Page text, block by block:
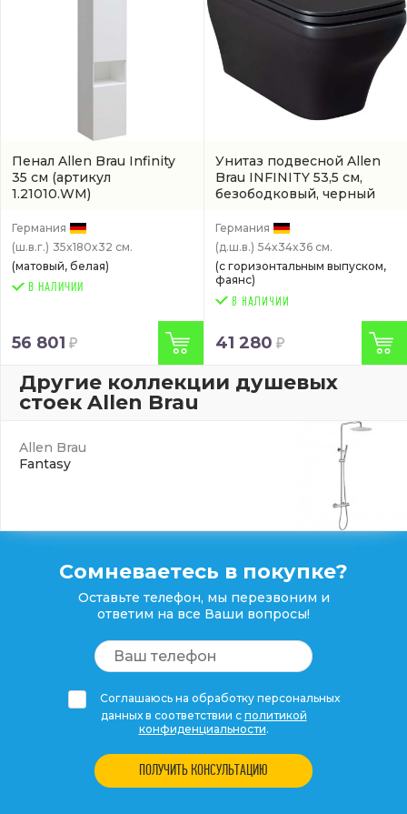
Пенал Allen Brau Infinity
35 см (артикул
1.21010.WM)
Германия
(ш.в.г.) 35x180x32 см.
(матовый, белая)
В НАЛИЧИИ
56 801
Унитаз подвесной Allen
Brau INFINITY 53,5 см,
безободковый, черный
Германия
(д.ш.в.) 54x34x36 см.
(с горизонтальным выпуском,
фаянс)
41 280
Другие коллекции душевых
стоек Allen Brau
Allen Brau
Fantasy
Сомневаетесь в покупке?
Оставьте телефон, мы перезвоним и
ответим на все Ваши вопросы!
Соглашаюсь на обработку персональных
данных в соответствии с политикой
конфиденциальности.
ПОЛУЧИТЬ КОНСУЛЬТАЦИЮ